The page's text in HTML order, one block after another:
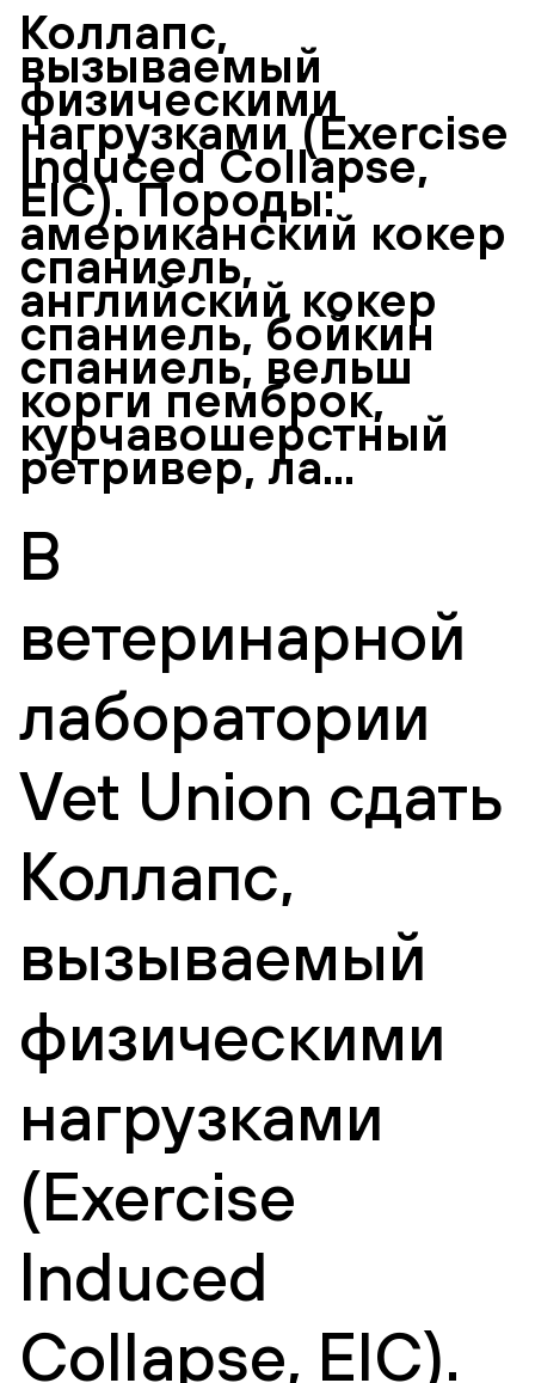
Коллапс,
вызываемый
физическими
нагрузками (Exercise
Induced Collapse,
EIC). Породы:
американский кокер
спаниель,
английский кокер
спаниель, бойкин
спаниель, вельш
корги пемброк,
курчавошерстный
ретривер, ла...
В
ветеринарной
лаборатории
Vet Union сдать
Коллапс,
вызываемый
физическими
нагрузками
(Exercise
Induced
Collapse, EIC).